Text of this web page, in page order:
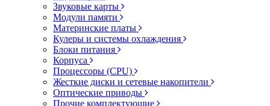
Звуковые карты
Модули памяти
Материнские платы
Кулеры и системы охлаждения
Блоки питания
Корпуса
Процессоры (CPU)
Жесткие диски и сетевые накопители
Оптические приводы
Прочие комплектующие